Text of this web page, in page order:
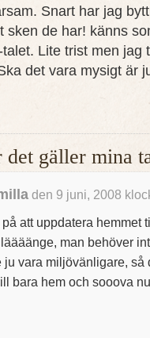
Snart har jag
sken de har! känns
Lite trist men jag
det vara mysigt är
det gäller mina
den 9 juni, 2008
att uppdatera hemmet
man behöver
ju vara miljövänligare, så
bara hem och sooova